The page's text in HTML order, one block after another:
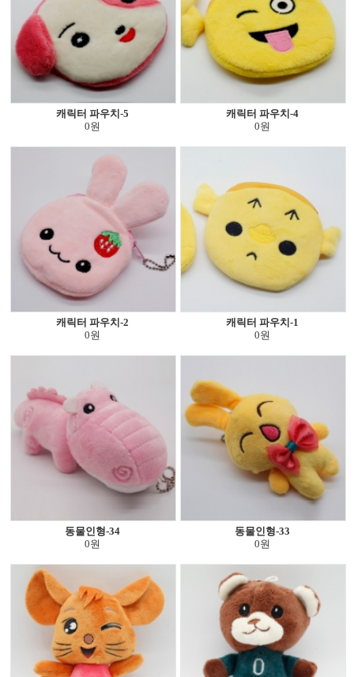
캐릭터 파우치-5
0원
캐릭터 파우치-4
0원
캐릭터 파우치-2
0원
캐릭터 파우치-1
0원
동물인형-34
0원
동물인형-33
0원